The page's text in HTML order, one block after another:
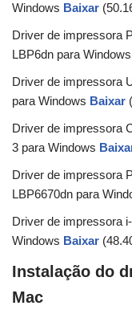
Windows Baixar
Driver de impressora
LBP6dn para Windows
Driver de impressora
para Windows Baixar
Driver de impressora
3 para Windows
Driver de impressora
LBP6670dn para
Driver de impressora
Windows Baixar
Instalação do
Mac